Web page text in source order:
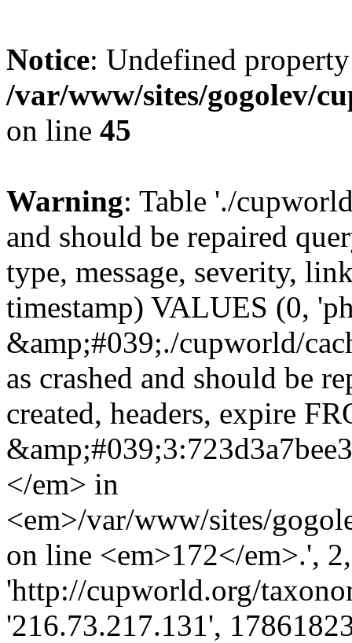
Notice: Undefined
/var/www/sites/gogolev/
on line 45
Warning: Table './
and should be repaired
type, message, severity,
timestamp) VALUES (0,
&amp;#039;./cupworld/
as crashed and should be
created, headers, expire
</em> in
<em>/var/www/sites/
on line <em>172</em>.',
'http://cupworld.org/
'216.73.217.131',